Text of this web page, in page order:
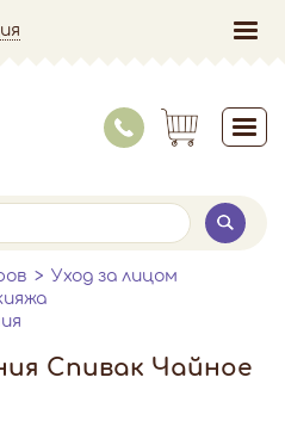
Уход за лицом
Спивак Чайное